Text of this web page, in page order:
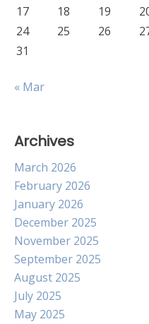
17
18 19
24
25 26
31
« Mar
Archives
March 2026
February 2026
January 2026
December 2025
November 2025
September 2025
August 2025
July 2025
May 2025